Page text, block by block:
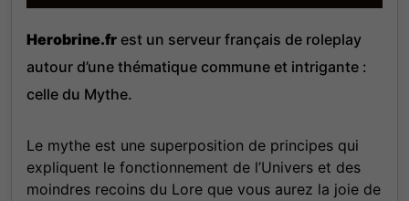
Herobrine.fr est un serveur français de roleplay
autour d’une thématique commune et intrigante :
celle du Mythe.
Le mythe est une superposition de principes qui
expliquent le fonctionnement de l’Univers et des
moindres recoins du Lore que vous aurez la joie de